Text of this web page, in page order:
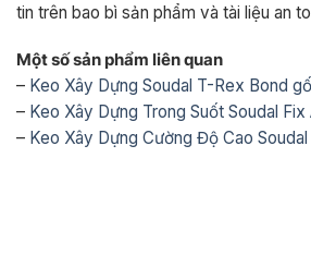
tin trên bao bì sản phẩm và tài liệu an
Một số sản phẩm liên quan
– Keo Xây Dựng Soudal T-Rex Bond
– Keo Xây Dựng Trong Suốt Soudal Fix
– Keo Xây Dựng Cường Độ Cao